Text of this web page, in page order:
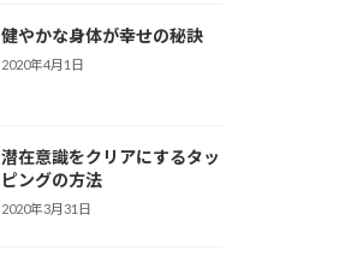
健やかな身体が幸せの秘訣
2020年4月1日
潜在意識をクリアにするタッ
ピングの方法
2020年3月31日